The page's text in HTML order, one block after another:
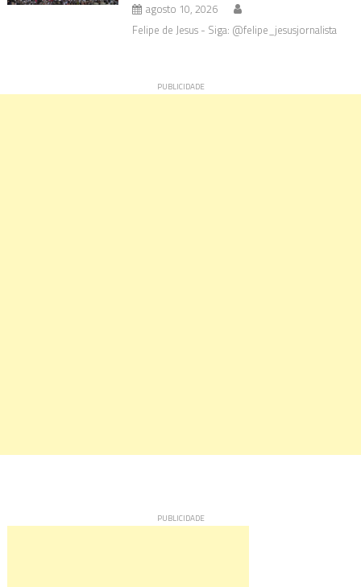
agosto 10, 2026
Felipe de Jesus - Siga: @felipe_jesusjornalista